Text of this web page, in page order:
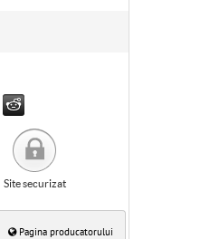
Site securizat
Pagina producatorului